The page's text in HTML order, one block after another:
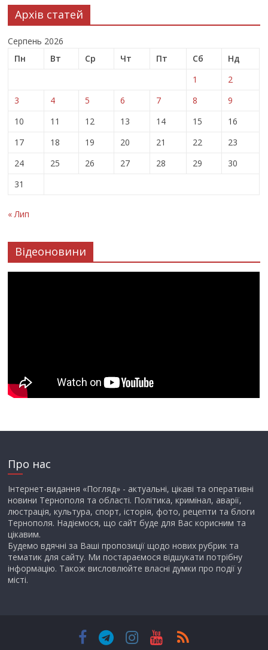
Архів статей
Серпень 2026
Пн
Вт Ср Чт Пт Сб
Нд
1
2
3
4 5 6 7 8
9
10
11 12 13 14 15
16
17
18 19 20 21 22
23
24
25 26 27 28 29
30
31
« Лип
Відеоновини
Про нас
Інтернет-видання «Погляд» - актуальні, цікаві та оперативні
новини Тернополя та області. Політика, кримінал, аварії,
люстрація, культура, спорт, історія, фото, рецепти та блоги
Тернополя. Надіємося, що сайт буде для Вас корисним та
цікавим.
Будемо вдячні за Ваші пропозиції щодо нових рубрик та
тематик для сайту. Ми постараємося відшукати потрібну
інформацію. Також висловлюйте власні думки про події у
місті.